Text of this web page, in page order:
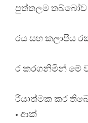
පුත්තලම තබ්බෝව
රය සහ කලාපීය
ර කරගනිමින් මේ
රියාත්මක කර
• ආක්